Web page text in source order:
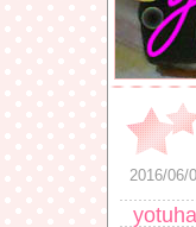
2016/06/